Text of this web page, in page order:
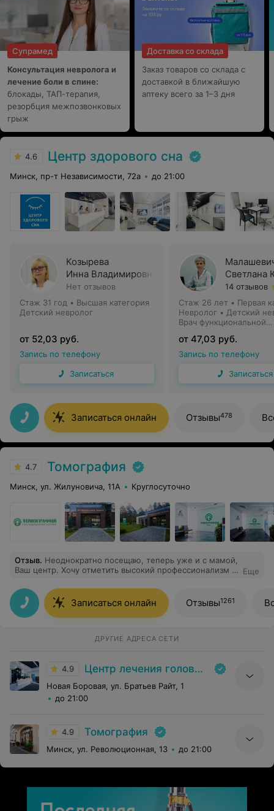
Супрамед
Консультация невролога и
лечение боли в спине:
блокады, ТАП-терапия,
резорбция межпозвонковых
грыж
Доставка со склада
Заказ товаров со склада с
доставкой в ближайшую
аптеку всего за 1–3 дня
4.6 Центр здорового сна
Минск, пр-т Независимости, 72а до 21:00
Козырева
Инна Владимировна
Нет отзывов
Стаж 31 год • Высшая категория
Детский невролог
от 52,03 руб.
Запись по телефону
Записаться
Светлана
14 отзывов
Стаж 26 лет • Первая
Невролог • Детский
Врач функциональной
от 47,03 руб.
Запись по телефону
Записаться
Записаться онлайн Отзывы478
4.7 Томография
Минск, ул. Жилуновича, 11А Круглосуточно
Отзыв. Неоднократно посещаю, теперь уже и с мамой,
Ваш центр. Хочу отметить высокий профессионализм и
онколога - маммолога, Макарчук Марину Альбертовну.
Консультация проводится содержательно и
исчерпывающе. Спасибо Вам, что Вы есть, Доктор!!!
Еще
Записаться онлайн Отзывы1261
ДРУГИЕ АДРЕСА СЕТИ
4.9 Центр лечения головной боли и головокружения
Новая Боровая, ул. Братьев Райт, 1
до 21:00
4.9 Томография
Минск, ул. Революционная, 13 до 21:00